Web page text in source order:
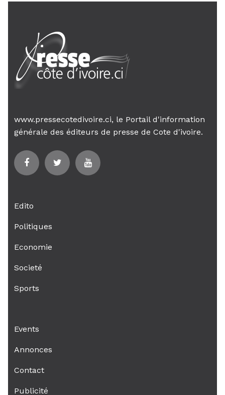
www.pressecotedivoire.ci, le Portail d'information
générale des éditeurs de presse de Cote d'ivoire.
Edito
Politiques
Economie
Societé
Sports
Events
Annonces
Contact
Publicité